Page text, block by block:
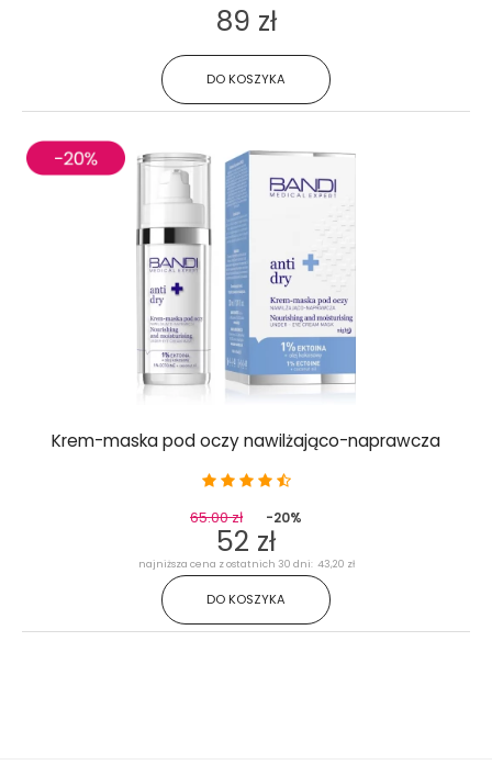
DO KOSZYKA
89 zł
Krem-maska pod oczy nawilżająco-naprawcza
DO KOSZYKA
65.00 zł -20%
52 zł
najniższa cena z ostatnich 30 dni: 43,20 zł